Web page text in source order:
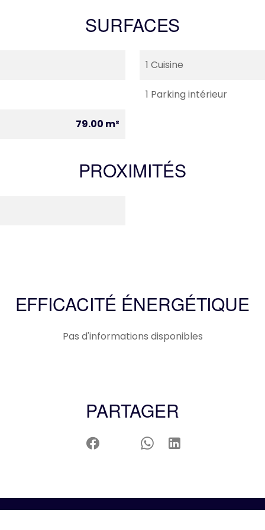
SURFACES
1 Cuisine
1 Parking intérieur
79.00 m²
PROXIMITÉS
EFFICACITÉ ÉNERGÉTIQUE
Pas d'informations disponibles
PARTAGER